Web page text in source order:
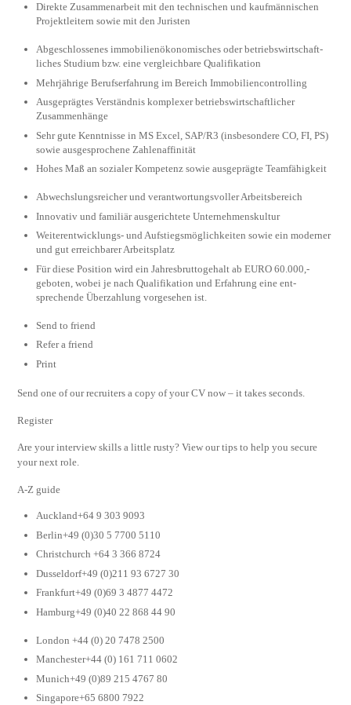
Direkte Zusammen­arbeit mit den tech­nischen und kauf­männischen
Projekt­leitern sowie mit den Juristen
Abgeschlossenes immobilien­ökono­misches oder betriebs­wirt­schaft­
liches Studium bzw. eine ver­gleich­bare Quali­fikation
Mehrjährige Berufs­erfah­rung im Bereich Immo­bilien­controlling
Ausgeprägtes Ver­ständ­nis komplexer betriebs­wirt­schaft­licher
Zusammenhänge
Sehr gute Kennt­nisse in MS Excel, SAP/R3 (insbesondere CO, FI, PS)
sowie ausgesprochene Zahlen­affinität
Hohes Maß an sozialer Kompe­tenz sowie ausgeprägte Team­fähigkeit
Abwechs­lungs­reicher und verant­wor­tungs­voller Arbeits­bereich
Innovativ und familiär aus­ge­richtete Unter­nehmens­kultur
Weiterentwicklungs- und Auf­stiegs­mög­lich­keiten sowie ein moderner
und gut erreich­barer Arbeitsplatz
Für diese Position wird ein Jahres­brutto­gehalt ab EURO 60.000,-
geboten, wobei je nach Qualifi­kation und Erfah­rung eine ent­
sprechende Über­zahlung vorgesehen ist.
Send to friend
Refer a friend
Print
Send one of our recruiters a copy of your CV now – it takes seconds.
Register
Are your interview skills a little rusty? View our tips to help you secure
your next role.
A-Z guide
Auckland+64 9 303 9093
Berlin+49 (0)30 5 7700 5110
Christchurch +64 3 366 8724
Dusseldorf+49 (0)211 93 6727 30
Frankfurt+49 (0)69 3 4877 4472
Hamburg+49 (0)40 22 868 44 90
London +44 (0) 20 7478 2500
Manchester+44 (0) 161 711 0602
Munich+49 (0)89 215 4767 80
Singapore+65 6800 7922